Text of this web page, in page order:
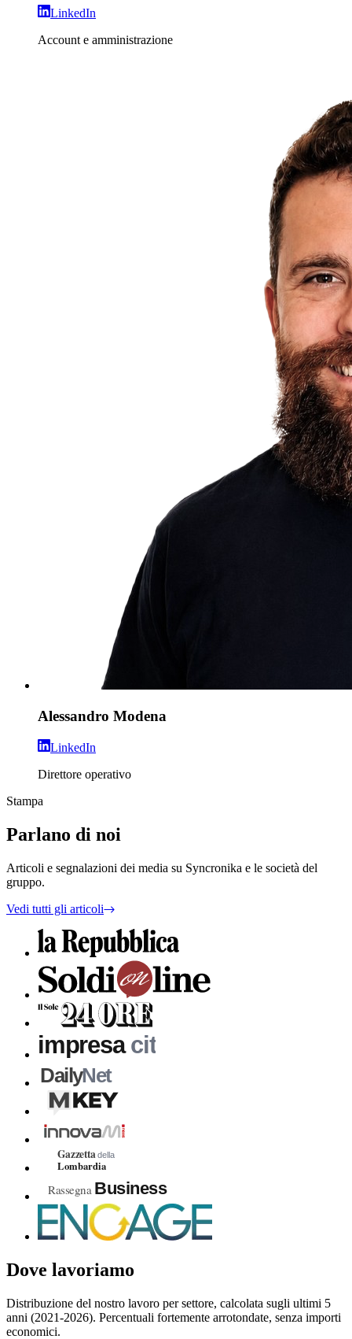
LinkedIn
Account e amministrazione
Alessandro Modena
LinkedIn
Direttore operativo
Stampa
Parlano di noi
Articoli e segnalazioni dei media su Syncronika e le società del
gruppo.
Vedi tutti gli articoli
Dove lavoriamo
Distribuzione del nostro lavoro per settore, calcolata sugli ultimi 5
anni (2021-2026). Percentuali fortemente arrotondate, senza importi
economici.